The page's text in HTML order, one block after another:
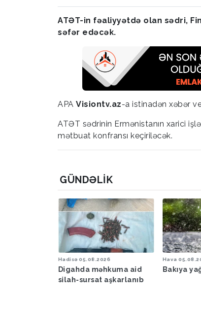
ATƏT-in fəaliyyətdə olan sədri,
səfər edəcək.
APA Visiontv.az-a istinadən xəbər
ATƏT sədrinin Ermənistanın xarici
mətbuat konfransı keçiriləcək.
GÜNDƏLIK
Hadisə 05.08.2026
Digahda məhkuma aid
silah-sursat aşkarlanıb
Hava
Bakıya